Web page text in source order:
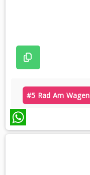
#5 Rad Am Wagen
WhatsApp